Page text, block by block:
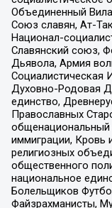
Объединенный
Союз славян, Ат-
Национал-
Славянский союз,
Дьявола, Армия
Социалистическая
Духовно-Родовая
единство,
Православных
общенациональный
иммиграции, Кровь
религиозных
общественного
национальное
Болельщиков
Файзрахманисты,